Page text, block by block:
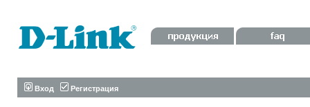
Вход Регистрация